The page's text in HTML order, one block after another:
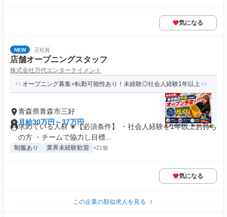
気になる
NEW 正社員
店舗オープニングスタッフ
株式会社万代エンターテイメント
オープニング募集⭐転勤可能性あり！未経験◎社会人経験1年以上
青森県青森市三好
月給30万円～37万円
求めている人材 ✬【必須条件】 ・社会人経験を1年以上お持ち
の方 ・チームで協力し目標...
制服あり 業界未経験歓迎 +21個
気になる
この企業の類似求人を見る